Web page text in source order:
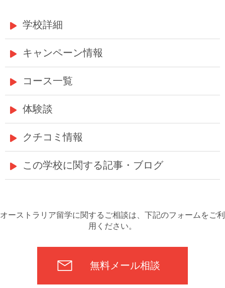
学校詳細
キャンペーン情報
コース一覧
体験談
クチコミ情報
この学校に関する記事・ブログ
オーストラリア留学に関するご相談は、下記のフォームをご利
用ください。
無料メール相談